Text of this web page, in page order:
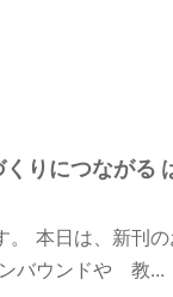
りにつながる
本日は、新刊の
バウンドや 教...